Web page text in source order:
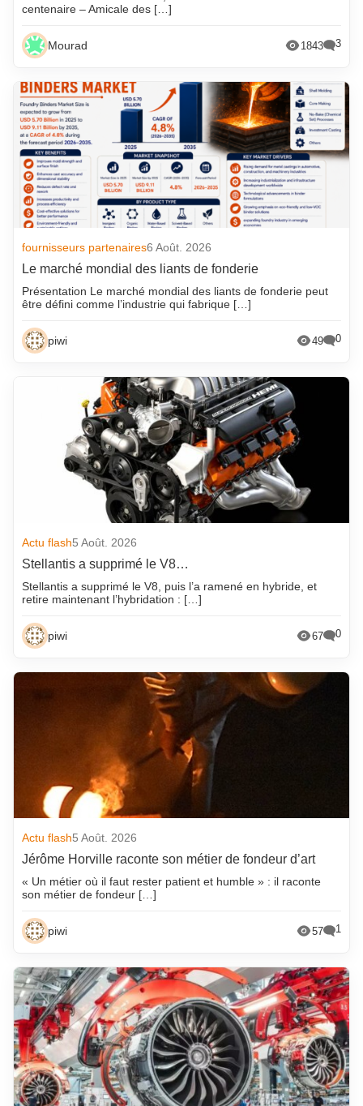
centenaire – Amicale des […]
Mourad 1843 3
fournisseurs partenaires6 Août. 2026
Le marché mondial des liants de fonderie
Présentation Le marché mondial des liants de fonderie peut
être défini comme l’industrie qui fabrique […]
piwi 49 0
Actu flash5 Août. 2026
Stellantis a supprimé le V8…
Stellantis a supprimé le V8, puis l’a ramené en hybride, et
retire maintenant l’hybridation : […]
piwi 67 0
Actu flash5 Août. 2026
Jérôme Horville raconte son métier de fondeur d’art
« Un métier où il faut rester patient et humble » : il raconte
son métier de fondeur […]
piwi 57 1